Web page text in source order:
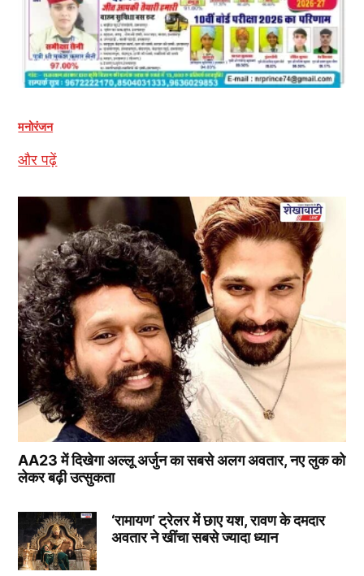
मनोरंजन
और पढ़ें
AA23 में दिखेगा अल्लू अर्जुन का सबसे अलग अवतार, नए लुक को
लेकर बढ़ी उत्सुकता
‘रामायण’ ट्रेलर में छाए यश, रावण के दमदार
अवतार ने खींचा सबसे ज्यादा ध्यान